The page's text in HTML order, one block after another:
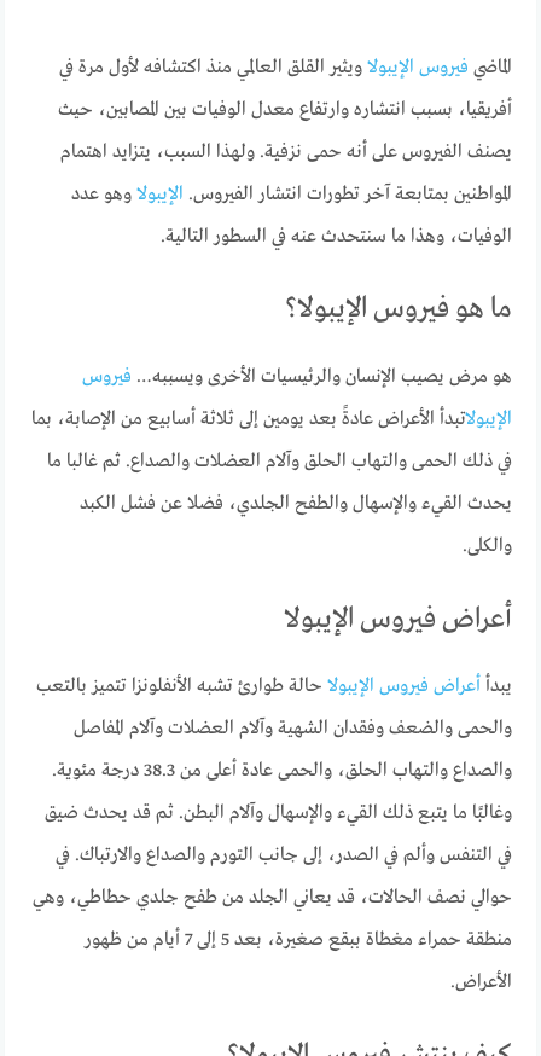
الماضي فيروس الإيبولا ويثير القلق العالمي منذ اكتشافه لأول مرة في
أفريقيا، بسبب انتشاره وارتفاع معدل الوفيات بين المصابين، حيث
يصنف الفيروس على أنه حمى نزفية. ولهذا السبب، يتزايد اهتمام
المواطنين بمتابعة آخر تطورات انتشار الفيروس. الإيبولاوهو عدد
الوفيات، وهذا ما سنتحدث عنه في السطور التالية.
ما هو فيروس الإيبولا؟
هو مرض يصيب الإنسان والرئيسيات الأخرى ويسببه… فيروس
الإيبولاتبدأ الأعراض عادةً بعد يومين إلى ثلاثة أسابيع من الإصابة، بما
في ذلك الحمى والتهاب الحلق وآلام العضلات والصداع. ثم غالبا ما
يحدث القيء والإسهال والطفح الجلدي، فضلا عن فشل الكبد
والكلى.
أعراض فيروس الإيبولا
يبدأ أعراض فيروس الإيبولا حالة طوارئ تشبه الأنفلونزا تتميز بالتعب
والحمى والضعف وفقدان الشهية وآلام العضلات وآلام المفاصل
والصداع والتهاب الحلق، والحمى عادة أعلى من 38.3 درجة مئوية.
وغالبًا ما يتبع ذلك القيء والإسهال وآلام البطن. ثم قد يحدث ضيق
في التنفس وألم في الصدر، إلى جانب التورم والصداع والارتباك. في
حوالي نصف الحالات، قد يعاني الجلد من طفح جلدي حطاطي، وهي
منطقة حمراء مغطاة ببقع صغيرة، بعد 5 إلى 7 أيام من ظهور
الأعراض.